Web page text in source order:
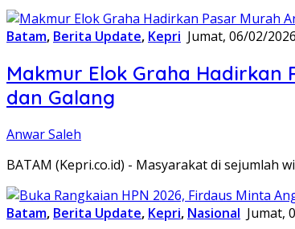
Batam, Berita Update, Kepri Jumat, 06/02/
Makmur Elok Graha Hadirkan
dan Galang
Anwar Saleh
BATAM (Kepri.co.id) - Masyarakat di sejumlah
Batam, Berita Update, Kepri, Nasional Jumat,